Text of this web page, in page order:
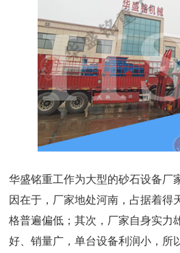
华盛铭重工作为大型的砂石设备厂
因在于，厂家地处河南，占据着得
格普遍偏低；其次，厂家自身实力
好、销量广，单台设备利润小，所